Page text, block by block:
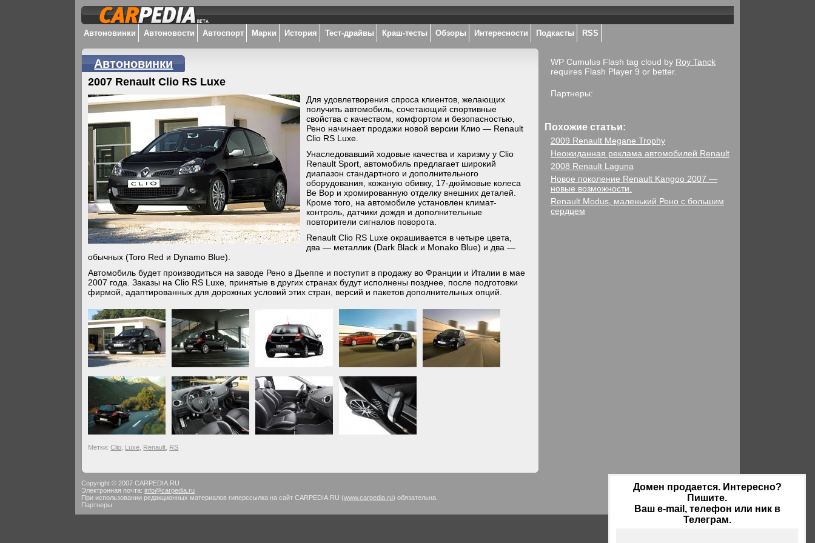
Автоновинки Автоновости Автоспорт Марки История Тест-драйвы Краш-тесты Обзоры Интересности Подкасты RSS
Автоновинки
2007 Renault Clio RS Luxe
Для удовлетворения спроса клиентов, желающих
получить автомобиль, сочетающий спортивные
свойства с качеством, комфортом и безопасностью,
Рено начинает продажи новой версии Клио — Renault
Clio RS Luxe.
Унаследовавший ходовые качества и харизму у Clio
Renault Sport, автомобиль предлагает широкий
диапазон стандартного и дополнительного
оборудования, кожаную обивку, 17-дюймовые колеса
Be Bop и хромированную отделку внешних деталей.
Кроме того, на автомобиле установлен климат-
контроль, датчики дождя и дополнительные
повторители сигналов поворота.
Renault Clio RS Luxe окрашивается в четыре цвета,
два — металлик (Dark Black и Monako Blue) и два —
обычных (Toro Red и Dynamo Blue).
Автомобиль будет производиться на заводе Рено в Дьеппе и поступит в продажу во Франции и Италии в мае
2007 года. Заказы на Clio RS Luxe, принятые в других странах будут исполнены позднее, после подготовки
фирмой, адаптированных для дорожных условий этих стран, версий и пакетов дополнительных опций.
Метки:Clio Luxe Renault RS
WP Cumulus Flash tag cloud by Roy Tanck
requires Flash Player 9 or better.
Партнеры:
Похожие статьи:
2009 Renault Megane Trophy
Неожиданная реклама автомобилей Renault
2008 Renault Laguna
Новое поколение Renault Kangoo 2007 —
новые возможности.
Renault Modus, маленький Рено с большим
сердцем
Copyright © 2007 CARPEDIA.RU
Электронная почта: info@carpedia.ru
При использовании редакционных материалов гиперссылка на сайт CARPEDIA.RU (www.carpedia.ru) обязательна.
Партнеры:
Домен продается. Интересно?
Пишите.
Ваш e-mail, телефон или ник в
Телеграм.